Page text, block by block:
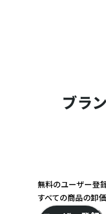
ブラ
無料のユーザー登
すべての商品の卸